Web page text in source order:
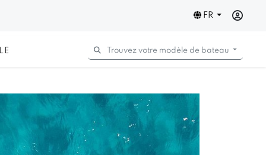
FR
Trouvez votre modèle de bateau